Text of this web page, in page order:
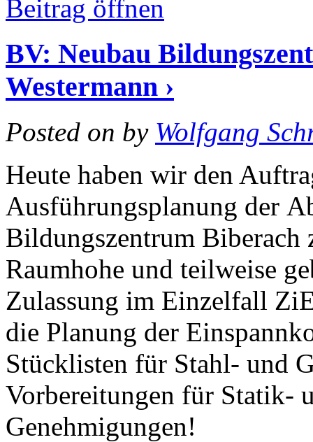
Beitrag öffnen
BV: Neubau
Westermann ›
Posted on by Wolfgang
Heute haben wir den
Ausführungsplanung der
Bildungszentrum Biberach
Raumhohe und teilweise
Zulassung im Einzelfall
die Planung der
Stücklisten für Stahl- und
Vorbereitungen für Statik-
Genehmigungen!